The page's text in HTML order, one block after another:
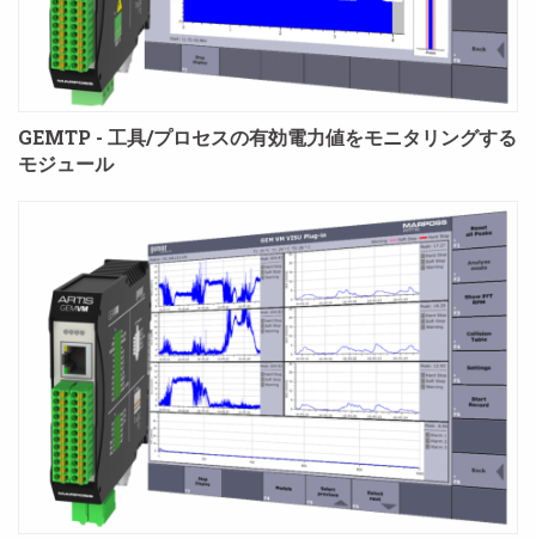
GEMTP - 工具/プロセスの有効電力値をモニタリングする
モジュール